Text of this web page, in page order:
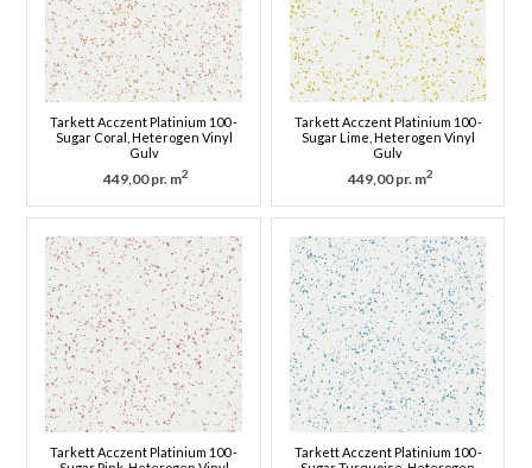
Tarkett Acczent Platinium 100 -
Sugar Coral, Heterogen Vinyl
Gulv
449,00 pr. m2
Tarkett Acczent Platinium 100 -
Sugar Lime, Heterogen Vinyl
Gulv
449,00 pr. m2
Tarkett Acczent Platinium 100 -
Tarkett Acczent Platinium 100 -